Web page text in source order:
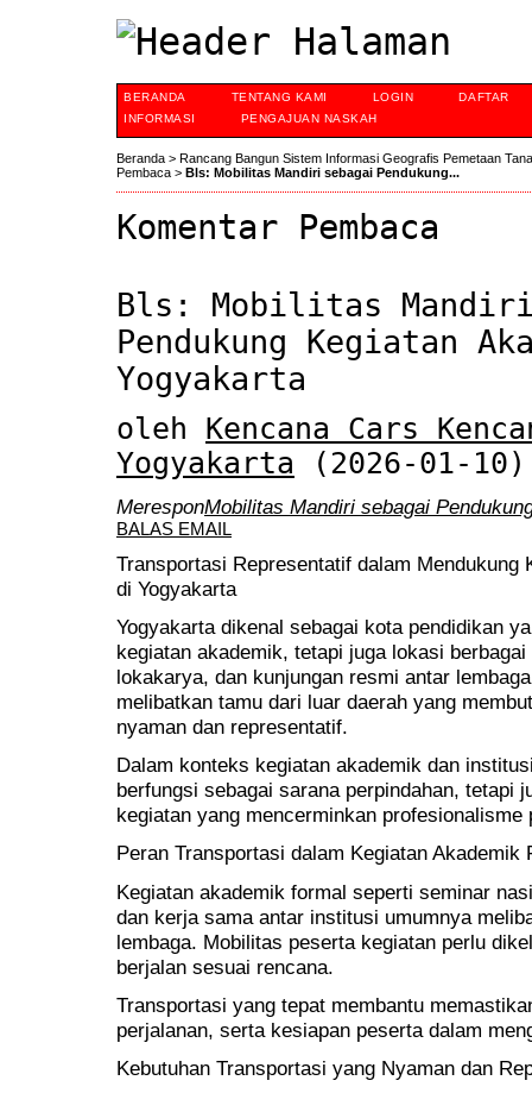
BERANDA TENTANG KAMI LOGIN
DAFTAR
INFORMASI
PENGAJUAN NASKAH
Beranda > Rancang Bangun Sistem Informasi Geografis Pemetaan
Pembaca > Bls: Mobilitas Mandiri sebagai Pendukung...
Komentar Pembaca
Bls: Mobilitas
Pendukung Kegiatan
Yogyakarta
oleh Kencana Cars
Yogyakarta (2026-01-10)
MeresponMobilitas Mandiri sebagai
BALAS EMAIL
Transportasi Representatif dalam Mendukung
di Yogyakarta
Yogyakarta dikenal sebagai kota pendidikan
kegiatan akademik, tetapi juga lokasi
lokakarya, dan kunjungan resmi antar
melibatkan tamu dari luar daerah yang
nyaman dan representatif.
Dalam konteks kegiatan akademik dan
berfungsi sebagai sarana perpindahan, tetapi
kegiatan yang mencerminkan profesionalisme
Peran Transportasi dalam Kegiatan Akademik
Kegiatan akademik formal seperti seminar
dan kerja sama antar institusi umumnya
lembaga. Mobilitas peserta kegiatan perlu
berjalan sesuai rencana.
Transportasi yang tepat membantu
perjalanan, serta kesiapan peserta dalam
Kebutuhan Transportasi yang Nyaman dan